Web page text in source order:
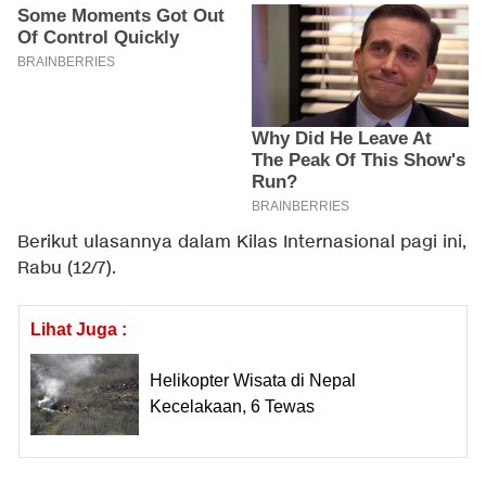
Berikut ulasannya dalam Kilas Internasional pagi ini,
Rabu (12/7).
Lihat Juga :
Helikopter Wisata di Nepal
Kecelakaan, 6 Tewas